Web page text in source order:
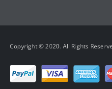
Copyright © 2020. All Rights